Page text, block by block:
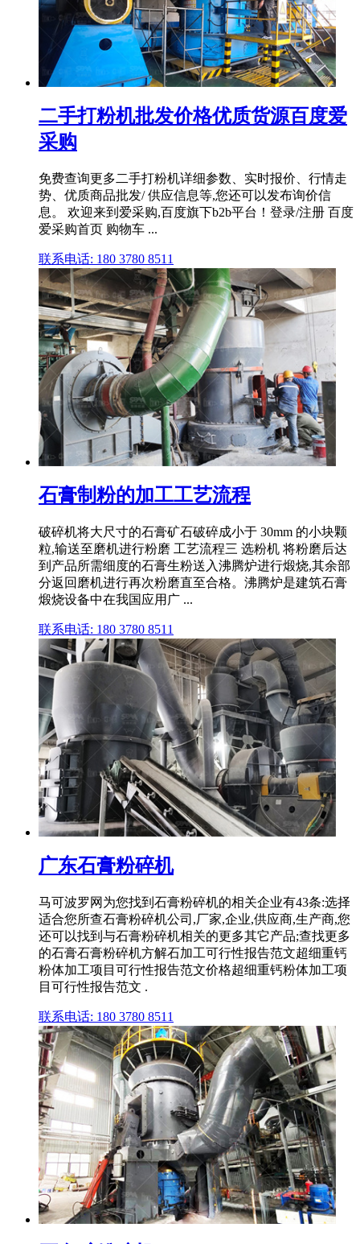
二手打粉机批发价格优质货源百度爱
采购
免费查询更多二手打粉机详细参数、实时报价、行情走
势、优质商品批发/ 供应信息等,您还可以发布询价信
息。 欢迎来到爱采购,百度旗下b2b平台！登录/注册 百度
爱采购首页 购物车 ...
联系电话: 180 3780 8511
石膏制粉的加工工艺流程
破碎机将大尺寸的石膏矿石破碎成小于 30mm 的小块颗
粒,输送至磨机进行粉磨 工艺流程三 选粉机 将粉磨后达
到产品所需细度的石膏生粉送入沸腾炉进行煅烧,其余部
分返回磨机进行再次粉磨直至合格。沸腾炉是建筑石膏
煅烧设备中在我国应用广 ...
联系电话: 180 3780 8511
广东石膏粉碎机
马可波罗网为您找到石膏粉碎机的相关企业有43条:选择
适合您所查石膏粉碎机公司,厂家,企业,供应商,生产商,您
还可以找到与石膏粉碎机相关的更多其它产品;查找更多
的石膏石膏粉碎机方解石加工可行性报告范文超细重钙
粉体加工项目可行性报告范文价格超细重钙粉体加工项
目可行性报告范文 .
联系电话: 180 3780 8511